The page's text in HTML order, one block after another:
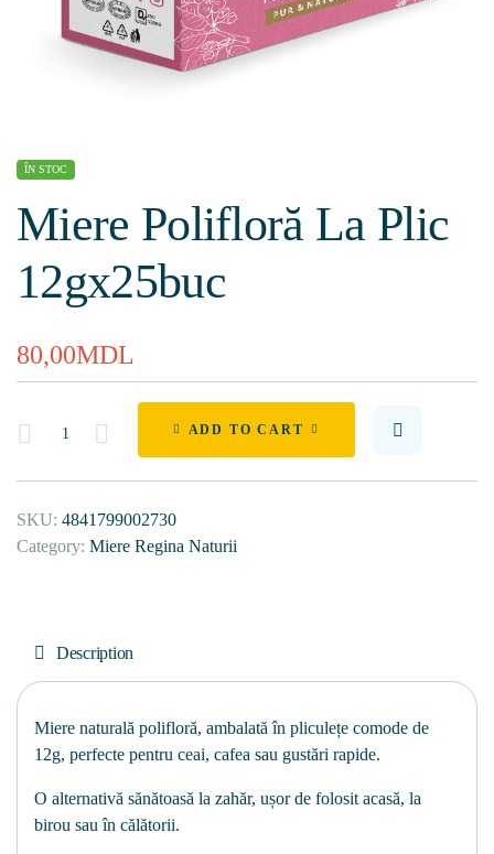
ÎN STOC
Miere Polifloră La Plic
12gх25buc
80,00MDL
Quantity ADD TO CART
SKU: 4841799002730
Category: Miere Regina Naturii
Description
Miere naturală polifloră, ambalată în pliculețe comode de
12g, perfecte pentru ceai, cafea sau gustări rapide.
O alternativă sănătoasă la zahăr, ușor de folosit acasă, la
birou sau în călătorii.